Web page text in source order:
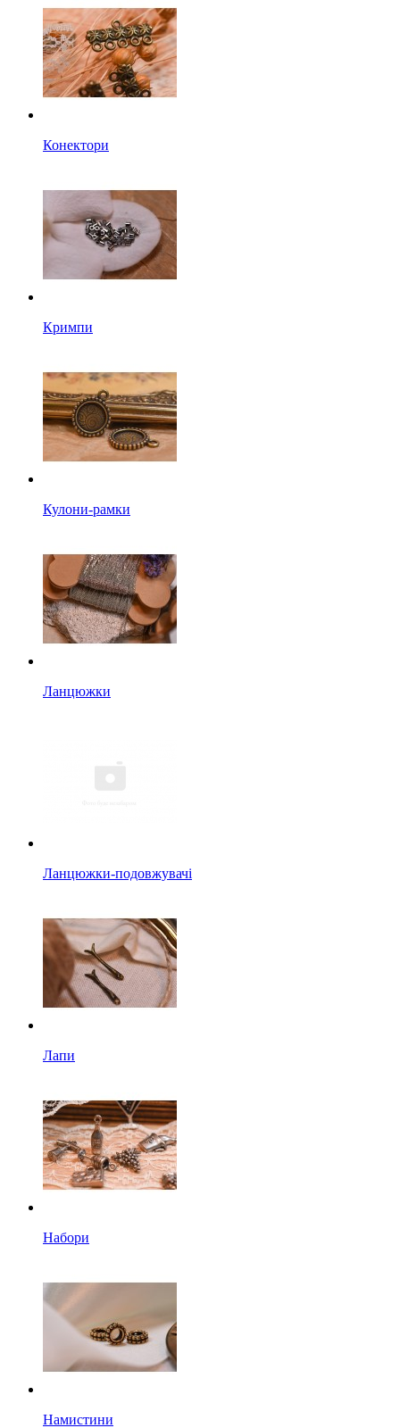
Конектори
Кримпи
Кулони-рамки
Ланцюжки
Ланцюжки-подовжувачі
Лапи
Набори
Намистини